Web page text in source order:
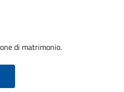
di matrimonio.